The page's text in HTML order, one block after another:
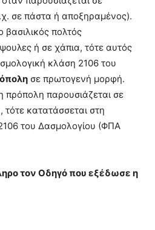
σε πάστα ή αποξηραμένος).
βασιλικός πολτός
ή σε χάπια, τότε αυτός
κλάση 2106 του
σε πρωτογενή μορφή.
πρόπολη παρουσιάζεται σε
κατατάσσεται στη
του Δασμολογίου (ΦΠΑ
τον Οδηγό που εξέδωσε η